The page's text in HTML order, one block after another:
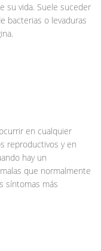
su vida. Suele suceder
bacterias o levaduras
en cualquier
reproductivos y en
hay un
que normalmente
síntomas más